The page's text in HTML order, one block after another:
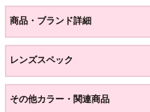
商品・ブランド詳細
レンズスペック
その他カラー・関連商品